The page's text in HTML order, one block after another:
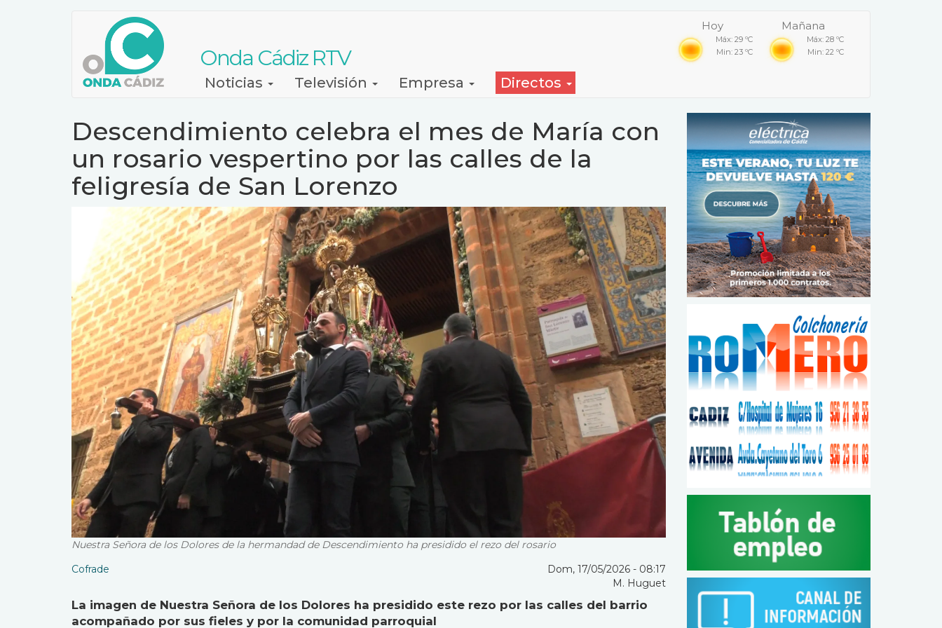
Onda Cádiz RTV
Hoy
Máx: 29 ºC
Min: 23 ºC
Mañana
Máx: 28 ºC
Min: 22 ºC
NavegaciónNoticias Televisión Empresa Directos
Descendimiento celebra el mes de María con
un rosario vespertino por las calles de la
feligresía de San Lorenzo
Nuestra Señora de los Dolores de la hermandad de Descendimiento ha presidido el rezo del rosario
Cofrade
Dom, 17/05/2026 - 08:17
M. Huguet
La imagen de Nuestra Señora de los Dolores ha presidido este rezo por las calles del barrio
acompañado por sus fieles y por la comunidad parroquial